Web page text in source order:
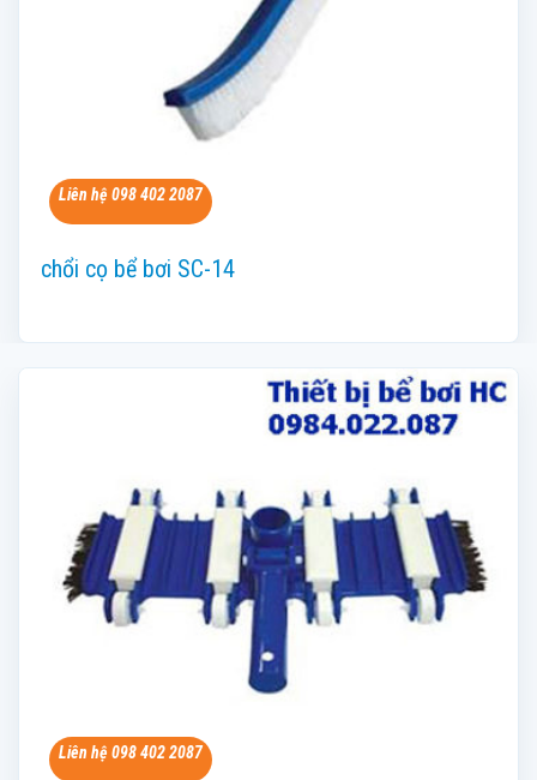
Liên hệ 098 402 2087
chổi cọ bể bơi SC-14
Liên hệ 098 402 2087